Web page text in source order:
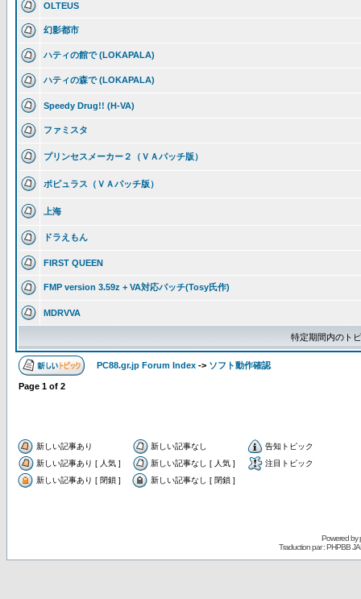
OLTEUS
幻影都市
ハティの館で (LOKAPALA)
ハティの森で (LOKAPALA)
Speedy Drug!! (H-VA)
ファミスタ
プリンセスメーカー２（ＶＡパッチ版）
ポピュラス（ＶＡパッチ版）
上海
ドラえもん
FIRST QUEEN
FMP version 3.59z + VA対応パッチ(Tosy氏作)
MDRVVA
特定期間内のト
PC88.gr.jp Forum Index -> ソフト動作確認
Page 1 of 2
新しい記事あり 新しい記事なし
告知トピック
新しい記事あり [ 人気 ]
新しい記事なし [ 人気 ]
注目トピック
新しい記事あり [ 閉鎖 ]
新しい記事なし [ 閉鎖 ]
Powered by
Traduction par : PHPBB